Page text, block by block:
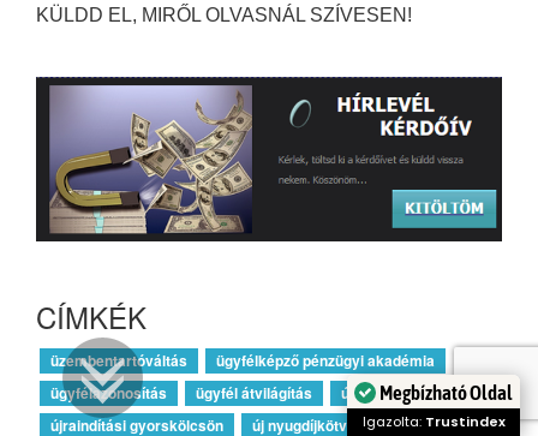
KÜLDD EL, MIRŐL OLVASNÁL SZÍVESEN!
CÍMKÉK
üzembentartóváltás
ügyfélképző pénzügyi akadémia
ügyfélazonosítás
ügyfél átvilágítás
út a boldogsághoz
újraindítási gyorskölcsön
új nyugdíjkötvény
Megbízható Oldal
Igazolta: Trustindex